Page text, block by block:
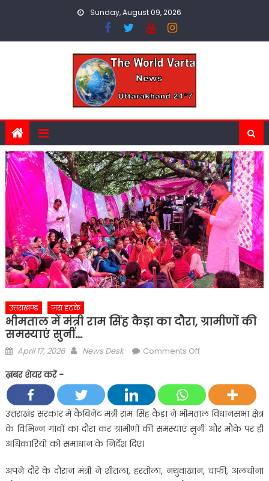
Sunday, August 09, 2026
उत्तराखण्ड ज़रा हटके
भीमताल में मंत्री राम सिंह कैड़ा का दौरा, ग्रामीणों की
समस्याएं सुनीं….
Posted
April 17, 2026 Author
News Desk Comments Offon
मंत्री
राम
सिंह
कैड़ा
ग्रामीणों
ख़बर शेयर करें -
उत्तराखंड सरकार में कैबिनेट मंत्री राम सिंह कैड़ा ने भीमताल विधानसभा क्षेत्र
के विभिन्न गांवों का दौरा कर ग्रामीणों की समस्याएं सुनीं और मौके पर ही
अधिकारियों को समाधान के निर्देश दिए।
अपने दौरे के दौरान मंत्री ने शीतला, हरतोला, नथुवाखान, चाफी, अलचोना